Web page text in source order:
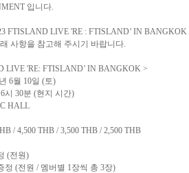
입니다.
FTISLAND LIVE 'RE : FTISLAND’ IN BANGKOK
사항을 참고해 주시기 바랍니다.
LIVE 'RE: FTISLAND’ IN BANGKOK >
년 6월 10일 (토)
6시 30분 (현지 시간)
HALL
/ 4,500 THB / 3,500 THB / 2,500 THB
(전원)
정 (전원 / 멤버별 1장씩 총 3장)